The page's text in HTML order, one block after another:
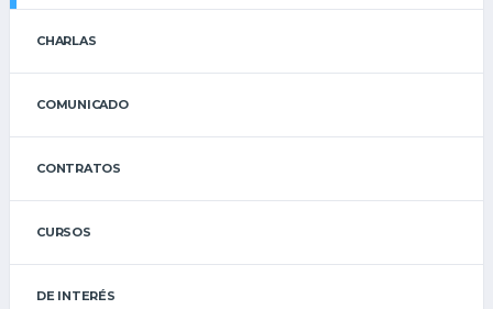
CHARLAS
COMUNICADO
CONTRATOS
CURSOS
DE INTERÉS